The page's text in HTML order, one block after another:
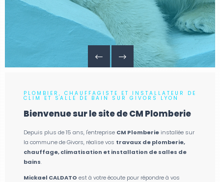
PLOMBIER, CHAUFFAGISTE ET INSTALLATEUR DE
CLIM ET SALLE DE BAIN SUR GIVORS LYON
Bienvenue sur le site de CM Plomberie
Depuis plus de 15 ans, l'entreprise CM Plomberieinstallée sur
la commune de Givors, réalise vos travaux de plomberie,
chauffage, climatisation et installation de salles de
bains.
Mickael CALDATO est à votre écoute pour répondre à vos